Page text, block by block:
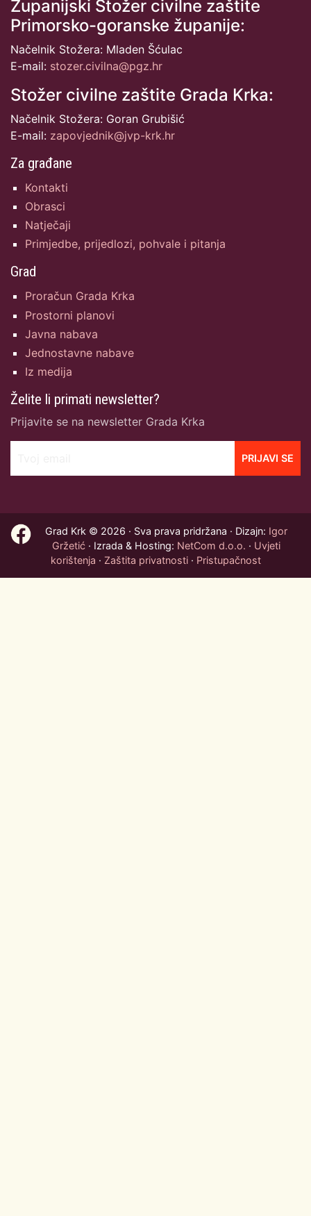
Županijski Stožer civilne zaštite
Primorsko-goranske županije:
Načelnik Stožera: Mladen Šćulac
E-mail: stozer.civilna@pgz.hr
Stožer civilne zaštite Grada Krka:
Načelnik Stožera: Goran Grubišić
E-mail: zapovjednik@jvp-krk.hr
Za građane
Kontakti
Obrasci
Natječaji
Primjedbe, prijedlozi, pohvale i pitanja
Grad
Proračun Grada Krka
Prostorni planovi
Javna nabava
Jednostavne nabave
Iz medija
Želite li primati newsletter?
Prijavite se na newsletter Grada Krka
PRIJAVI SE
Grad Krk © 2026 · Sva prava pridržana · Dizajn: Igor
Gržetić· Izrada & Hosting: NetCom d.o.o. · Uvjeti
korištenja · Zaštita privatnosti· Pristupačnost